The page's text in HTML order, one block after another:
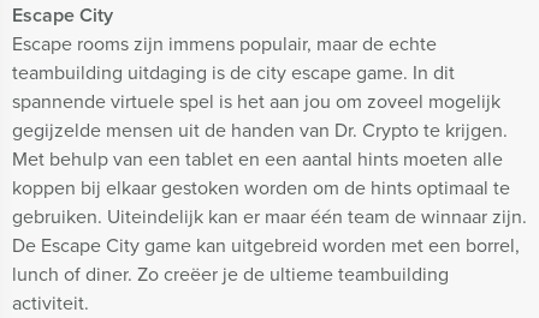
Escape City
Escape rooms zijn immens populair, maar de echte
teambuilding uitdaging is de city escape game. In dit
spannende virtuele spel is het aan jou om zoveel mogelijk
gegijzelde mensen uit de handen van Dr. Crypto te krijgen.
Met behulp van een tablet en een aantal hints moeten alle
koppen bij elkaar gestoken worden om de hints optimaal te
gebruiken. Uiteindelijk kan er maar één team de winnaar zijn.
De Escape City game kan uitgebreid worden met een borrel,
lunch of diner. Zo creëer je de ultieme teambuilding
activiteit.